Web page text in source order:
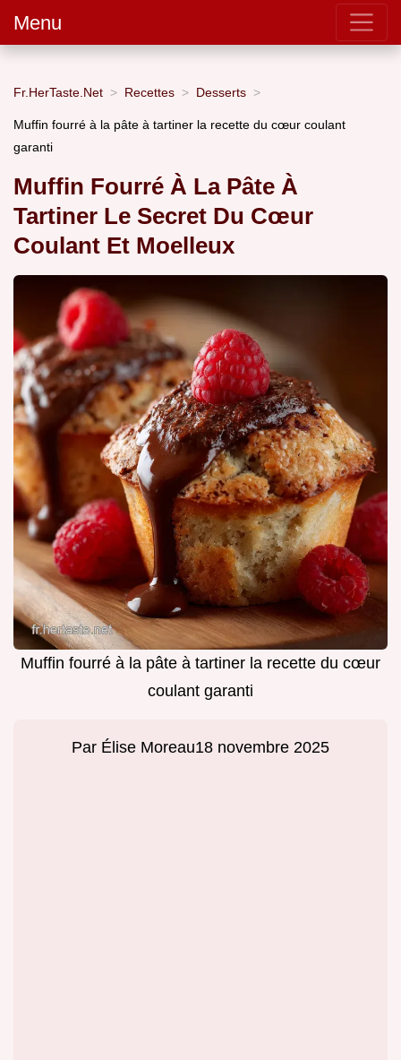
Menu
Fr.HerTaste.Net Recettes Desserts
Muffin fourré à la pâte à tartiner la recette du cœur coulant
garanti
Muffin Fourré À La Pâte À
Tartiner Le Secret Du Cœur
Coulant Et Moelleux
Muffin fourré à la pâte à tartiner la recette du cœur
coulant garanti
Par Élise Moreau18 novembre 2025